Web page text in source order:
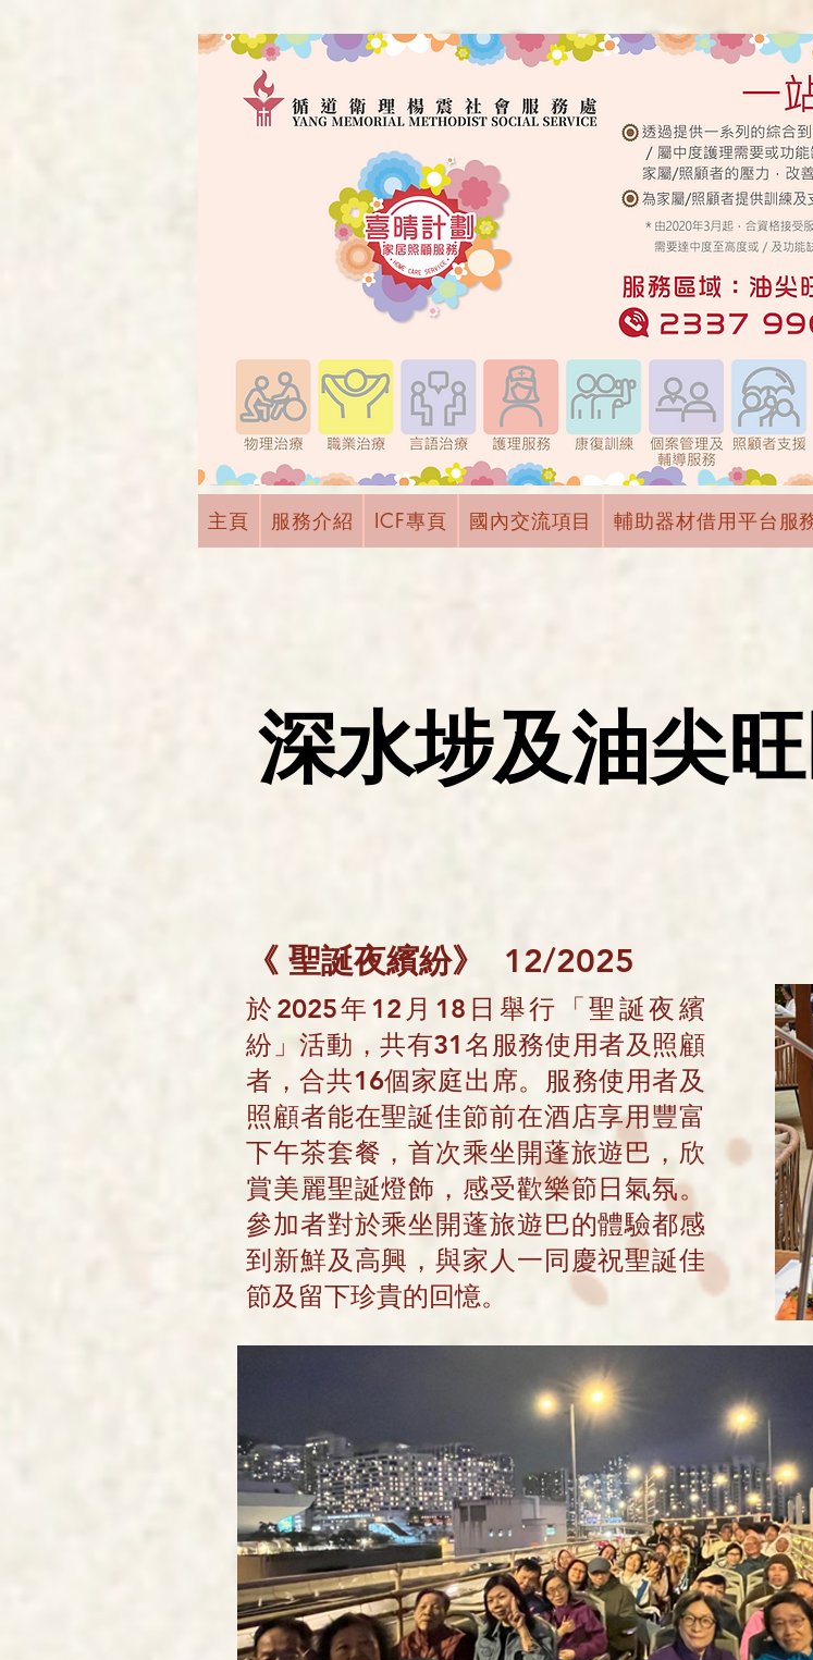
主頁 服務介紹 ICF專頁 國內交流項目 輔助器材借用平台服
深水埗及油尖
《 聖誕夜繽紛》 12/2025
於2025年12月18日舉行「聖誕夜繽
紛」活動，共有31名服務使用者及照顧
者，合共16個家庭出席。服務使用者及
照顧者能在聖誕佳節前在酒店享用豐富
下午茶套餐，首次乘坐開蓬旅遊巴，欣
賞美麗聖誕燈飾，感受歡樂節日氣氛。
參加者對於乘坐開蓬旅遊巴的體驗都感
到新鮮及高興，與家人一同慶祝聖誕佳
節及留下珍貴的回憶。